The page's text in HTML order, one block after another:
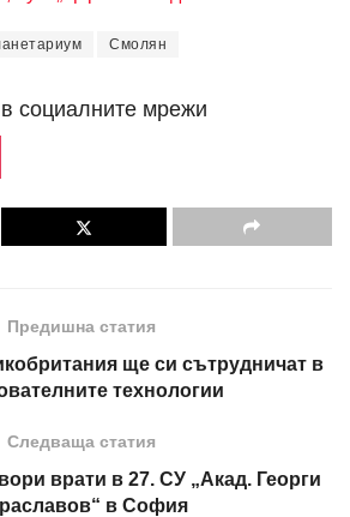
Смолян
социалните мрежи
Предишна статия
ще си сътрудничат в
технологии
Следваща статия
врати в 27. СУ „Акад. Георги
в София